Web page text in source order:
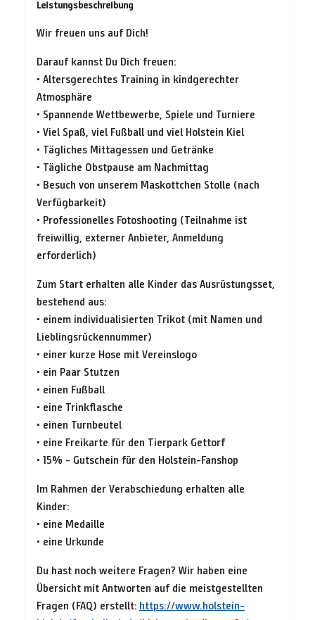
Leistungsbeschreibung
Wir freuen uns auf Dich!
Darauf kannst Du Dich freuen:
• Altersgerechtes Training in kindgerechter
Atmosphäre
• Spannende Wettbewerbe, Spiele und Turniere
• Viel Spaß, viel Fußball und viel Holstein Kiel
• Tägliches Mittagessen und Getränke
• Tägliche Obstpause am Nachmittag
• Besuch von unserem Maskottchen Stolle (nach
Verfügbarkeit)
• Professionelles Fotoshooting (Teilnahme ist
freiwillig, externer Anbieter, Anmeldung
erforderlich)
Zum Start erhalten alle Kinder das Ausrüstungsset,
bestehend aus:
• einem individualisierten Trikot (mit Namen und
Lieblingsrückennummer)
• einer kurze Hose mit Vereinslogo
• ein Paar Stutzen
• einen Fußball
• eine Trinkflasche
• einen Turnbeutel
• eine Freikarte für den Tierpark Gettorf
• 15% - Gutschein für den Holstein-Fanshop
Im Rahmen der Verabschiedung erhalten alle
Kinder:
• eine Medaille
• eine Urkunde
Du hast noch weitere Fragen? Wir haben eine
Übersicht mit Antworten auf die meistgestellten
Fragen (FAQ) erstellt: https://www.holstein-